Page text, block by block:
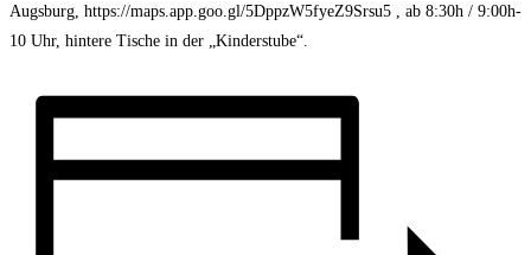
Augsburg, https://maps.app.goo.gl/5DppzW5fyeZ9Srsu5 , ab 8:30h / 9:00h-
10 Uhr, hintere Tische in der „Kinderstube“.